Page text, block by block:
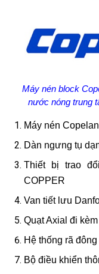
Máy nén block
nước nóng trung
Máy nén
Dàn ngưng tụ
Thiết bị trao
COPPER
Van tiết lưu
Quạt Axial đi
Hệ thống rã
Bộ điều khiển